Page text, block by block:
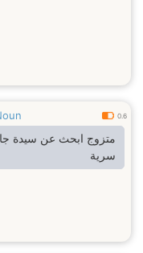
0.6
متزوج ابحث عن سيدة
سرية